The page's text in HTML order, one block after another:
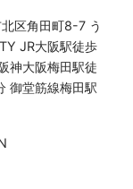
定いたします
をお支払いしま
区角田町8-7 う
JR大阪駅徒歩
神大阪梅田駅徒
御堂筋線梅田駅